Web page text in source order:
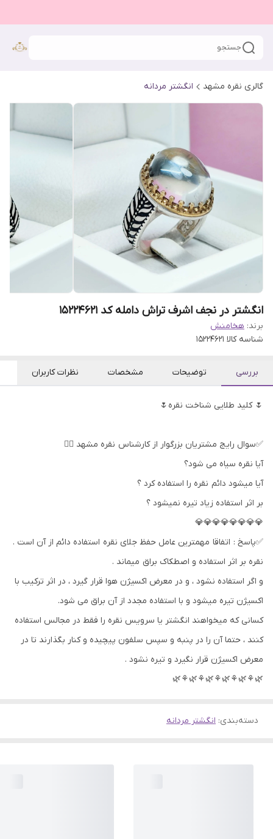
جستجو
گالری نقره مشهد انگشتر مردانه
انگشتر در نجف اشرف تراش دامله کد 15224621
برند: هخامنش
شناسه کالا 15224621
بررسی توضیحات مشخصات نظرات کاربران
🌷 کلید طلایی شناخت نقره🌷
✅سوال رایج مشتریان بزرگوار از کارشناس نقره مشهد 👇🏻
آیا نقره سیاه می شود؟
آیا میشود دائم نقره را استفاده کرد ؟
بر اثر استفاده زیاد تیره نمیشود ؟
💎💎💎💎💎💎💎💎
✅پاسخ : اتفاقا مهمترین عامل حفظ جلای نقره استفاده دائم از آن است .
نقره بر اثر استفاده و اصطکاک براق میماند .
و اگر استفاده نشود ، و در معرض اکسیژن هوا قرار گیرد ، در اثر ترکیب با
اکسیژن تیره میشود و با استفاده مجدد از آن براق می شود.
کسانی که میخواهند انگشتر یا سرویس نقره را فقط در مجالس استفاده
کنند ، حتما آن را در پنبه و سپس سلفون پیچیده و کنار بگذارند تا در
معرض اکسیژن قرار نگیرد و تیره نشود .
🌿⚘🌿⚘🌿⚘🌿⚘🌿⚘🌿
دسته‌بندی: انگشتر مردانه